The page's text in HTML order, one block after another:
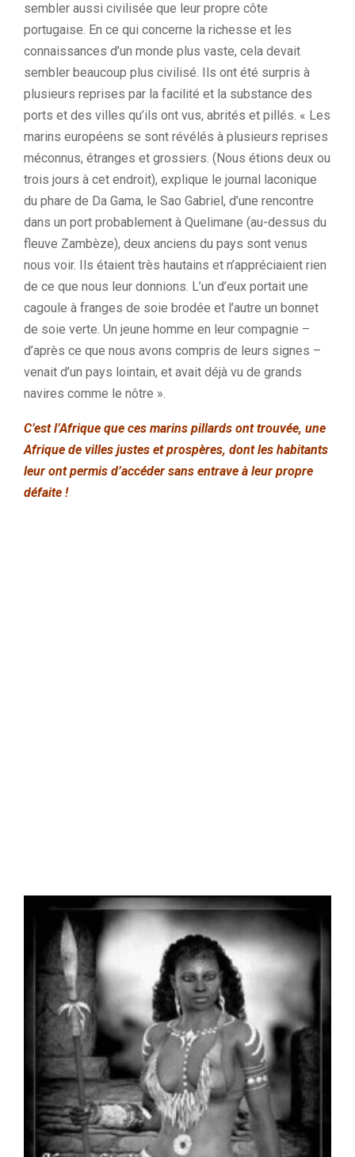
sembler aussi civilisée que leur propre côte
portugaise. En ce qui concerne la richesse et les
connaissances d’un monde plus vaste, cela devait
sembler beaucoup plus civilisé. Ils ont été surpris à
plusieurs reprises par la facilité et la substance des
ports et des villes qu’ils ont vus, abrités et pillés. « Les
marins européens se sont révélés à plusieurs reprises
méconnus, étranges et grossiers. (Nous étions deux ou
trois jours à cet endroit), explique le journal laconique
du phare de Da Gama, le Sao Gabriel, d’une rencontre
dans un port probablement à Quelimane (au-dessus du
fleuve Zambèze), deux anciens du pays sont venus
nous voir. Ils étaient très hautains et n’appréciaient rien
de ce que nous leur donnions. L’un d’eux portait une
cagoule à franges de soie brodée et l’autre un bonnet
de soie verte. Un jeune homme en leur compagnie –
d’après ce que nous avons compris de leurs signes –
venait d’un pays lointain, et avait déjà vu de grands
navires comme le nôtre ».
C’est l’Afrique que ces marins pillards ont trouvée, une
Afrique de villes justes et prospères, dont les habitants
leur ont permis d’accéder sans entrave à leur propre
défaite !